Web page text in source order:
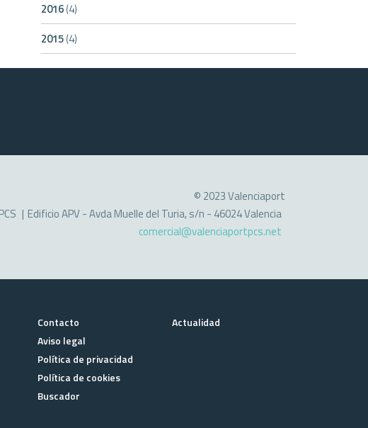
2016(4)
2015(4)
© 2023 Valenciaport
Edificio APV - Avda Muelle del Turia, s/n - 46024 Valencia
comercial@valenciaportpcs.net
Contacto
Actualidad
Aviso legal
Política de privacidad
Política de cookies
Buscador